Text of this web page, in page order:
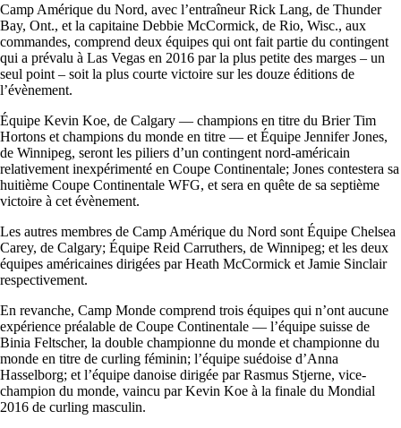
Camp Amérique du Nord, avec l’entraîneur Rick Lang, de Thunder
Bay, Ont., et la capitaine Debbie McCormick, de Rio, Wisc., aux
commandes, comprend deux équipes qui ont fait partie du contingent
qui a prévalu à Las Vegas en 2016 par la plus petite des marges – un
seul point – soit la plus courte victoire sur les douze éditions de
l’évènement.
Équipe Kevin Koe, de Calgary — champions en titre du Brier Tim
Hortons et champions du monde en titre — et Équipe Jennifer Jones,
de Winnipeg, seront les piliers d’un contingent nord-américain
relativement inexpérimenté en Coupe Continentale; Jones contestera sa
huitième Coupe Continentale WFG, et sera en quête de sa septième
victoire à cet évènement.
Les autres membres de Camp Amérique du Nord sont Équipe Chelsea
Carey, de Calgary; Équipe Reid Carruthers, de Winnipeg; et les deux
équipes américaines dirigées par Heath McCormick et Jamie Sinclair
respectivement.
En revanche, Camp Monde comprend trois équipes qui n’ont aucune
expérience préalable de Coupe Continentale — l’équipe suisse de
Binia Feltscher, la double championne du monde et championne du
monde en titre de curling féminin; l’équipe suédoise d’Anna
Hasselborg; et l’équipe danoise dirigée par Rasmus Stjerne, vice-
champion du monde, vaincu par Kevin Koe à la finale du Mondial
2016 de curling masculin.